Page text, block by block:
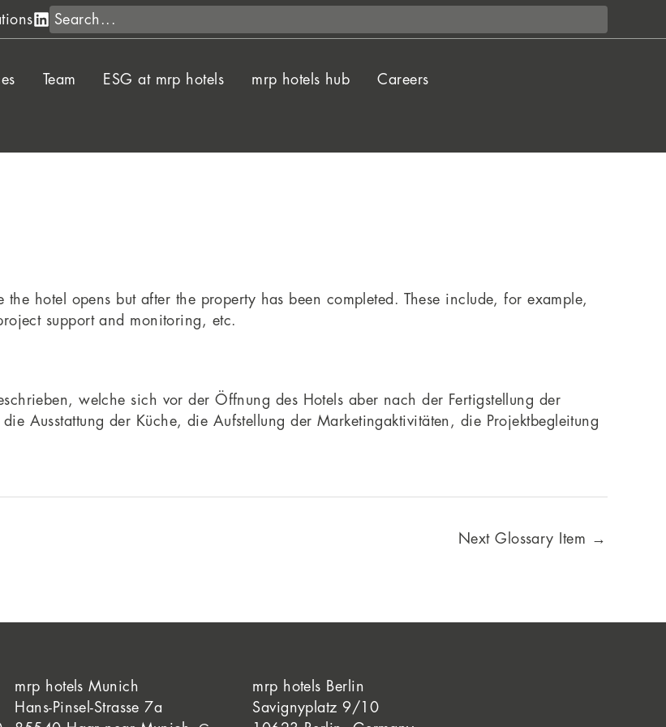
Search
Team ESG at mrp hotels mrp hotels hub Careers
hotel opens but after the property has been completed. These include, for example,
support and monitoring, etc.
welche sich vor der Öffnung des Hotels aber nach der Fertigstellung der
Ausstattung der Küche, die Aufstellung der Marketingaktivitäten, die Projektbegleitung
Next Glossary Item →
mrp hotels Munich
Hans-Pinsel-Strasse 7a
mrp hotels Berlin
Savignyplatz 9/10